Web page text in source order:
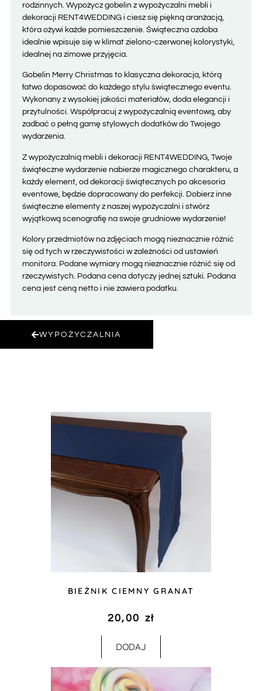
rodzinnych. Wypożycz gobelin z wypożyczalni mebli i
dekoracji RENT4WEDDING i ciesz się piękną aranżacją,
która ożywi każde pomieszczenie. Świąteczna ozdoba
idealnie wpisuje się w klimat zielono-czerwonej kolorystyki,
idealnej na zimowe przyjęcia.
Gobelin Merry Christmas to klasyczna dekoracja, którą
łatwo dopasować do każdego stylu świątecznego eventu.
Wykonany z wysokiej jakości materiałów, doda elegancji i
przytulności. Współpracuj z wypożyczalnią eventową, aby
zadbać o pełną gamę stylowych dodatków do Twojego
wydarzenia.
Z wypożyczalnią mebli i dekoracji RENT4WEDDING, Twoje
świąteczne wydarzenie nabierze magicznego charakteru, a
każdy element, od dekoracji świątecznych po akcesoria
eventowe, będzie dopracowany do perfekcji. Dobierz inne
świąteczne elementy z naszej wypożyczalni i stwórz
wyjątkową scenografię na swoje grudniowe wydarzenie!
Kolory przedmiotów na zdjęciach mogą nieznacznie różnić
się od tych w rzeczywistości w zależności od ustawień
monitora. Podane wymiary mogą nieznacznie różnić się od
rzeczywistych. Podana cena dotyczy jednej sztuki. Podana
cena jest ceną netto i nie zawiera podatku.
WYPOŻYCZALNIA
BIEŻNIK CIEMNY GRANAT
20,00 zł
DODAJ